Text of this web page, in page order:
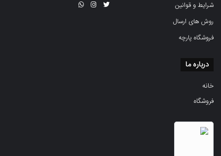
شرایط و قوانین
روش های ارسال
فروشگاه پارچه
درباره ما
خانه
فروشگاه